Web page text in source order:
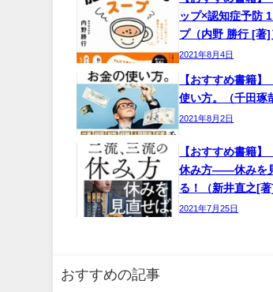
ップ×認知症予防
プ（内野 勝行 [著
2021年8月4日
【おすすめ書籍
使い方。（千田琢
2021年8月2日
【おすすめ書籍
休み方――休みを
る！（新井直之[
2021年7月25日
おすすめの記事